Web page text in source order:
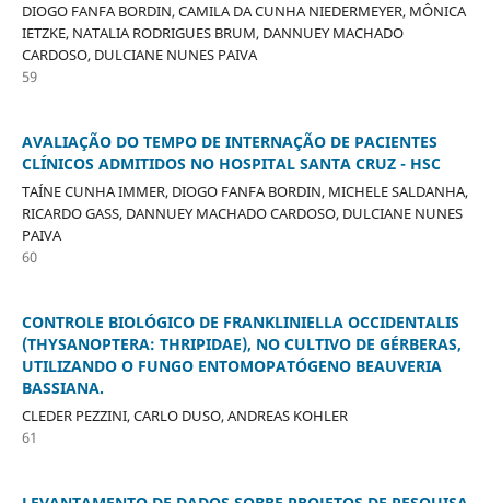
DIOGO FANFA BORDIN, CAMILA DA CUNHA NIEDERMEYER, MÔNICA
IETZKE, NATALIA RODRIGUES BRUM, DANNUEY MACHADO
CARDOSO, DULCIANE NUNES PAIVA
59
AVALIAÇÃO DO TEMPO DE INTERNAÇÃO DE PACIENTES
CLÍNICOS ADMITIDOS NO HOSPITAL SANTA CRUZ - HSC
TAÍNE CUNHA IMMER, DIOGO FANFA BORDIN, MICHELE SALDANHA,
RICARDO GASS, DANNUEY MACHADO CARDOSO, DULCIANE NUNES
PAIVA
60
CONTROLE BIOLÓGICO DE FRANKLINIELLA OCCIDENTALIS
(THYSANOPTERA: THRIPIDAE), NO CULTIVO DE GÉRBERAS,
UTILIZANDO O FUNGO ENTOMOPATÓGENO BEAUVERIA
BASSIANA.
CLEDER PEZZINI, CARLO DUSO, ANDREAS KOHLER
61